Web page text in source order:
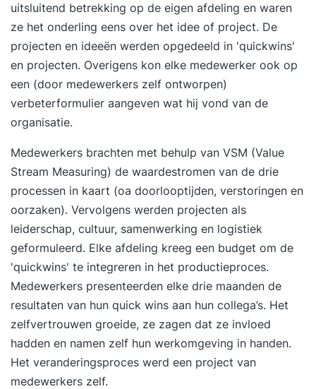
uitsluitend betrekking op de eigen afdeling en waren
ze het onderling eens over het idee of project. De
projecten en ideeën werden opgedeeld in 'quickwins'
en projecten. Overigens kon elke medewerker ook op
een (door medewerkers zelf ontworpen)
verbeterformulier aangeven wat hij vond van de
organisatie.
Medewerkers brachten met behulp van VSM (Value
Stream Measuring) de waardestromen van de drie
processen in kaart (oa doorlooptijden, verstoringen en
oorzaken). Vervolgens werden projecten als
leiderschap, cultuur, samenwerking en logistiek
geformuleerd. Elke afdeling kreeg een budget om de
'quickwins' te integreren in het productieproces.
Medewerkers presenteerden elke drie maanden de
resultaten van hun quick wins aan hun collega’s. Het
zelfvertrouwen groeide, ze zagen dat ze invloed
hadden en namen zelf hun werkomgeving in handen.
Het veranderingsproces werd een project van
medewerkers zelf.